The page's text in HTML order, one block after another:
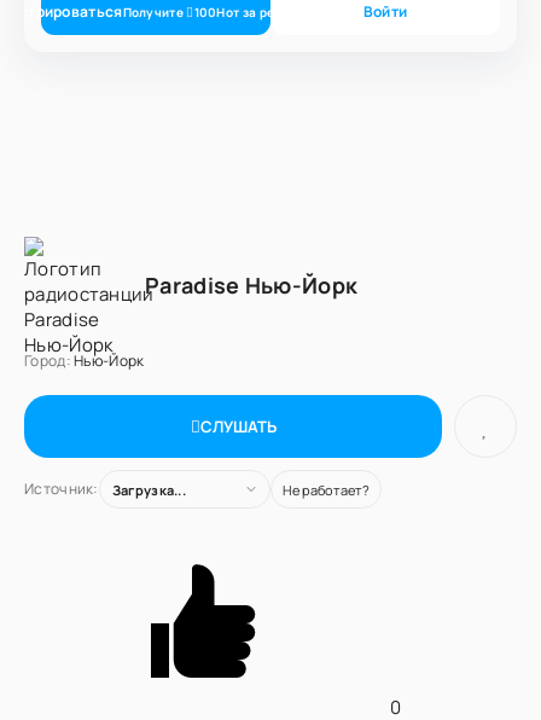
Получите 100Нот за регистрацию Войти
Paradise Нью-Йорк
Город:Нью-Йорк
СЛУШАТЬ
Источник: Загрузка... Не работает?
0